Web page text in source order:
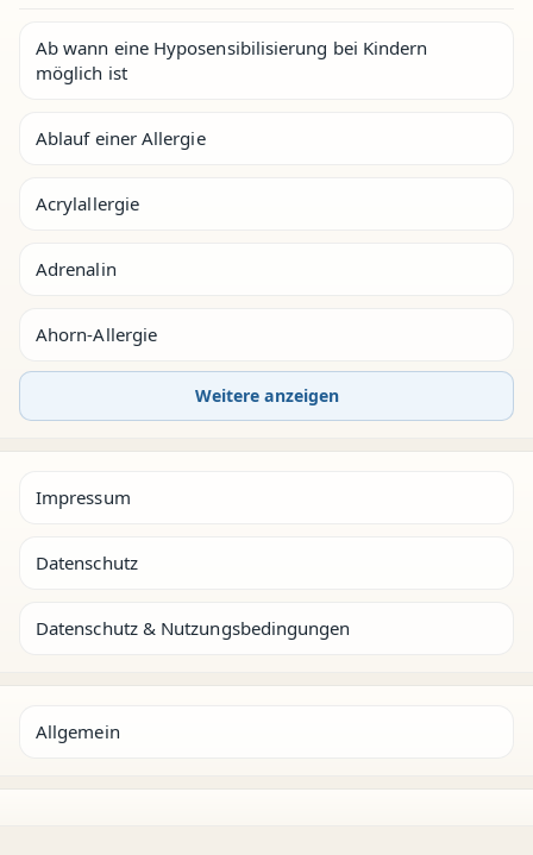
Ab wann eine Hyposensibilisierung bei Kindern
möglich ist
Ablauf einer Allergie
Acrylallergie
Adrenalin
Ahorn-Allergie
Weitere anzeigen
Impressum
Datenschutz
Datenschutz & Nutzungsbedingungen
Allgemein